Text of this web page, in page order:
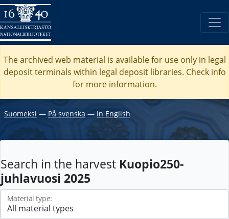
The archived web material is available for use only in legal
deposit terminals within legal deposit libraries. Check info
for more information.
Suomeksi ― På svenska ― In English
Search in the harvest Kuopio250-
juhlavuosi 2025
Material type: